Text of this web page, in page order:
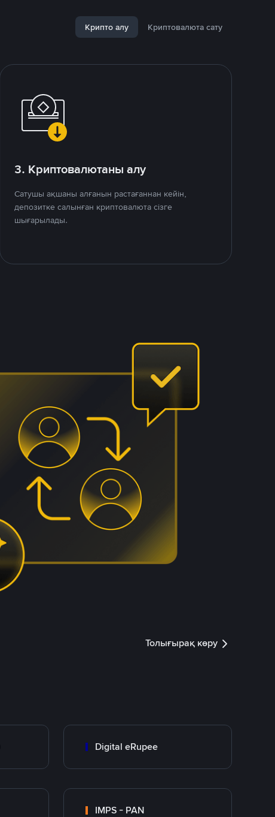
Крипто алу Криптовалюта сату
3. Криптовалютаны алу
Сатушы ақшаны алғанын растағаннан кейін,
депозитке салынған криптовалюта сізге
шығарылады.
Толығырақ көру
Digital eRupee
IMPS - PAN